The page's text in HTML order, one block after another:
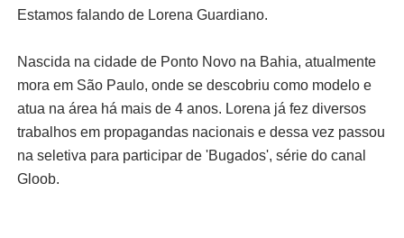
Estamos falando de Lorena Guardiano.
Nascida na cidade de Ponto Novo na Bahia, atualmente
mora em São Paulo, onde se descobriu como modelo e
atua na área há mais de 4 anos. Lorena já fez diversos
trabalhos em propagandas nacionais e dessa vez passou
na seletiva para participar de 'Bugados', série do canal
Gloob.